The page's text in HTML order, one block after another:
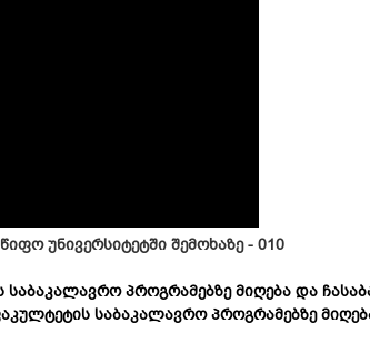
უნივერსიტეტში შემოხაზე - 010
პროგრამებზე მიღება და
საბაკალავრო პროგრამებზე